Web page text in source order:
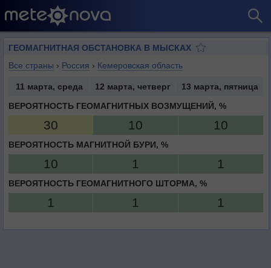
ГЕОМАГНИТНАЯ ОБСТАНОВКА В МЫСКАХ
Все страны › Россия › Кемеровская область
11 марта, среда 12 марта, четверг
13 марта, пятница
ВЕРОЯТНОСТЬ ГЕОМАГНИТНЫХ ВОЗМУЩЕНИЙ, %
30 10 10
ВЕРОЯТНОСТЬ МАГНИТНОЙ БУРИ, %
10 1 1
ВЕРОЯТНОСТЬ ГЕОМАГНИТНОГО ШТОРМА, %
1 1 1